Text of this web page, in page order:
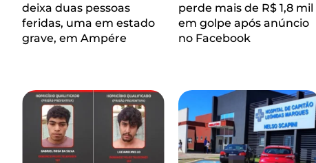
deixa duas pessoas
feridas, uma em estado
grave, em Ampére
perde mais de R$ 1,8 mil
em golpe após anúncio
no Facebook